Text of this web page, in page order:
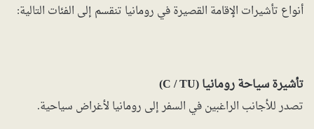
أنواع تأشيرات الإقامة القصيرة في رومانيا تنقسم إلى الفئات التالية:
تأشيرة سياحة رومانيا (C / TU)
تصدر للأجانب الراغبين في السفر إلى رومانيا لأغراض سياحية.